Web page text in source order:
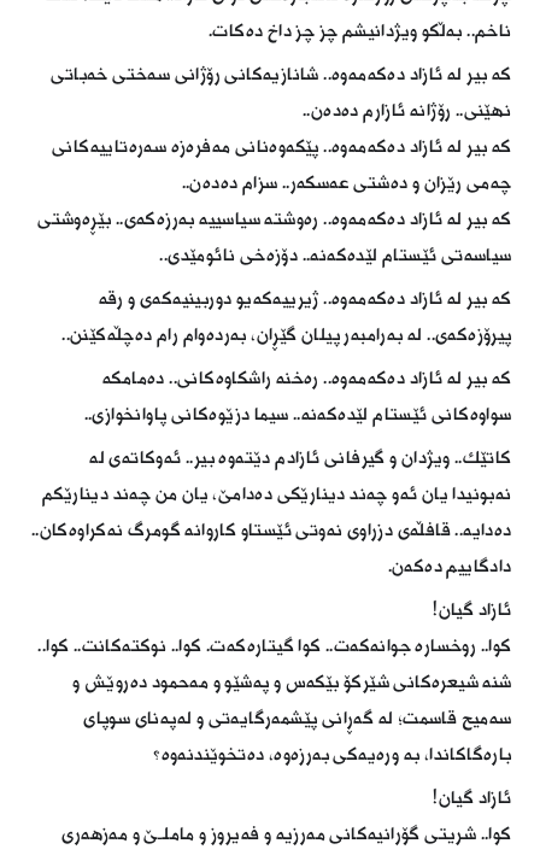
ناخم.. بەڵكو ویژدانیشم چز چز داخ دەكات.
كە بیر لە ئازاد دەكەمەوە.. شانازیەكانی رۆژانی سەختی خەباتی
نهێنی.. رۆژانە ئازارم دەدەن..
كە بیر لە ئازاد دەكەمەوە.. پێكەوەنانی مەفرەزە سەرەتاییەكانی
چەمی رێزان و دەشتی عەسكەر.. سزام دەدەن..
كە بیر لە ئازاد دەكەمەوە.. رەوشتە سیاسییە بەرزەكەی.. بێڕەوشتی
سیاسەتی ئێستام لێدەكەنە.. دۆزەخی نائومێدی..
كە بیر لە ئازاد دەكەمەوە.. ژیرییەكەیو دوربینیەكەی و رقە
پیرۆزەكەی.. لە بەرامبەر پیلان گێڕان، بەردەوام رام دەچڵەكێنن..
كە بیر لە ئازاد دەكەمەوە.. رەخنە راشكاوەكانی.. دەمامكە
سواوەكانی ئێستام لێدەكەنە.. سیما دزێوەكانی پاوانخوازی..
كاتێك.. ویژدان و گیرفانی ئازادم دێتەوە بیر.. ئەوكاتەی لە
نەبونیدا یان ئەو چەند دینارێكی دەدامێ‌، یان من چەند دینارێكم
دەدایە.. قافڵەی دزراوی نەوتی ئێستاو كاروانە گومرگ نەكراوەكان..
دادگاییم دەكەن.
ئازاد گیان!
كوا.. روخسارە جوانەكەت.. كوا گیتارەكەت. كوا.. نوكتەكانت.. كوا..
شنە شیعرەكانی شێركۆ بێكەس و پەشێو و مەحمود دەروێش و
سەمیح قاسمت؛ لە گەڕانی پێشمەرگایەتی و لەپەنای سوپای
بارەگاكاندا، بە ورەیەكی بەرزەوە، دەتخوێندنەوە؟
ئازاد گیان!
كوا.. شریتی گۆرانیەكانی مەرزیە و فەیروز و ماملـێ‌ و مەزهەری